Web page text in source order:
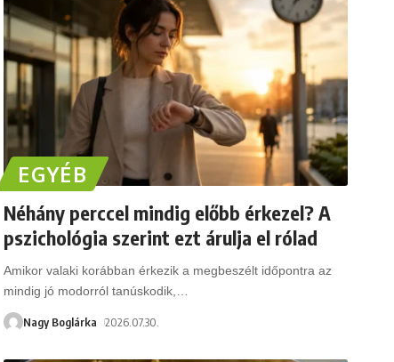
EGYÉB
Néhány perccel mindig előbb érkezel? A
pszichológia szerint ezt árulja el rólad
Amikor valaki korábban érkezik a megbeszélt időpontra az
mindig jó modorról tanúskodik,
Nagy Boglárka 2026.07.30.